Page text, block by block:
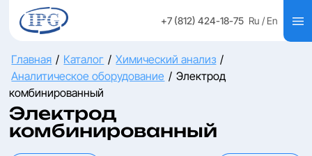
+7 (812) 424-18-75 Ru / En
Главная / Каталог / Химический анализ /
Аналитическое оборудование / Электрод
комбинированный
Электрод
комбинированный